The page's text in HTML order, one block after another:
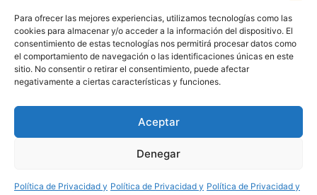
Para ofrecer las mejores experiencias, utilizamos tecnologías como las
cookies para almacenar y/o acceder a la información del dispositivo. El
consentimiento de estas tecnologías nos permitirá procesar datos como
el comportamiento de navegación o las identificaciones únicas en este
sitio. No consentir o retirar el consentimiento, puede afectar
negativamente a ciertas características y funciones.
Aceptar
Denegar
Política de Privacidad y Política de Privacidad y Política de Privacidad y